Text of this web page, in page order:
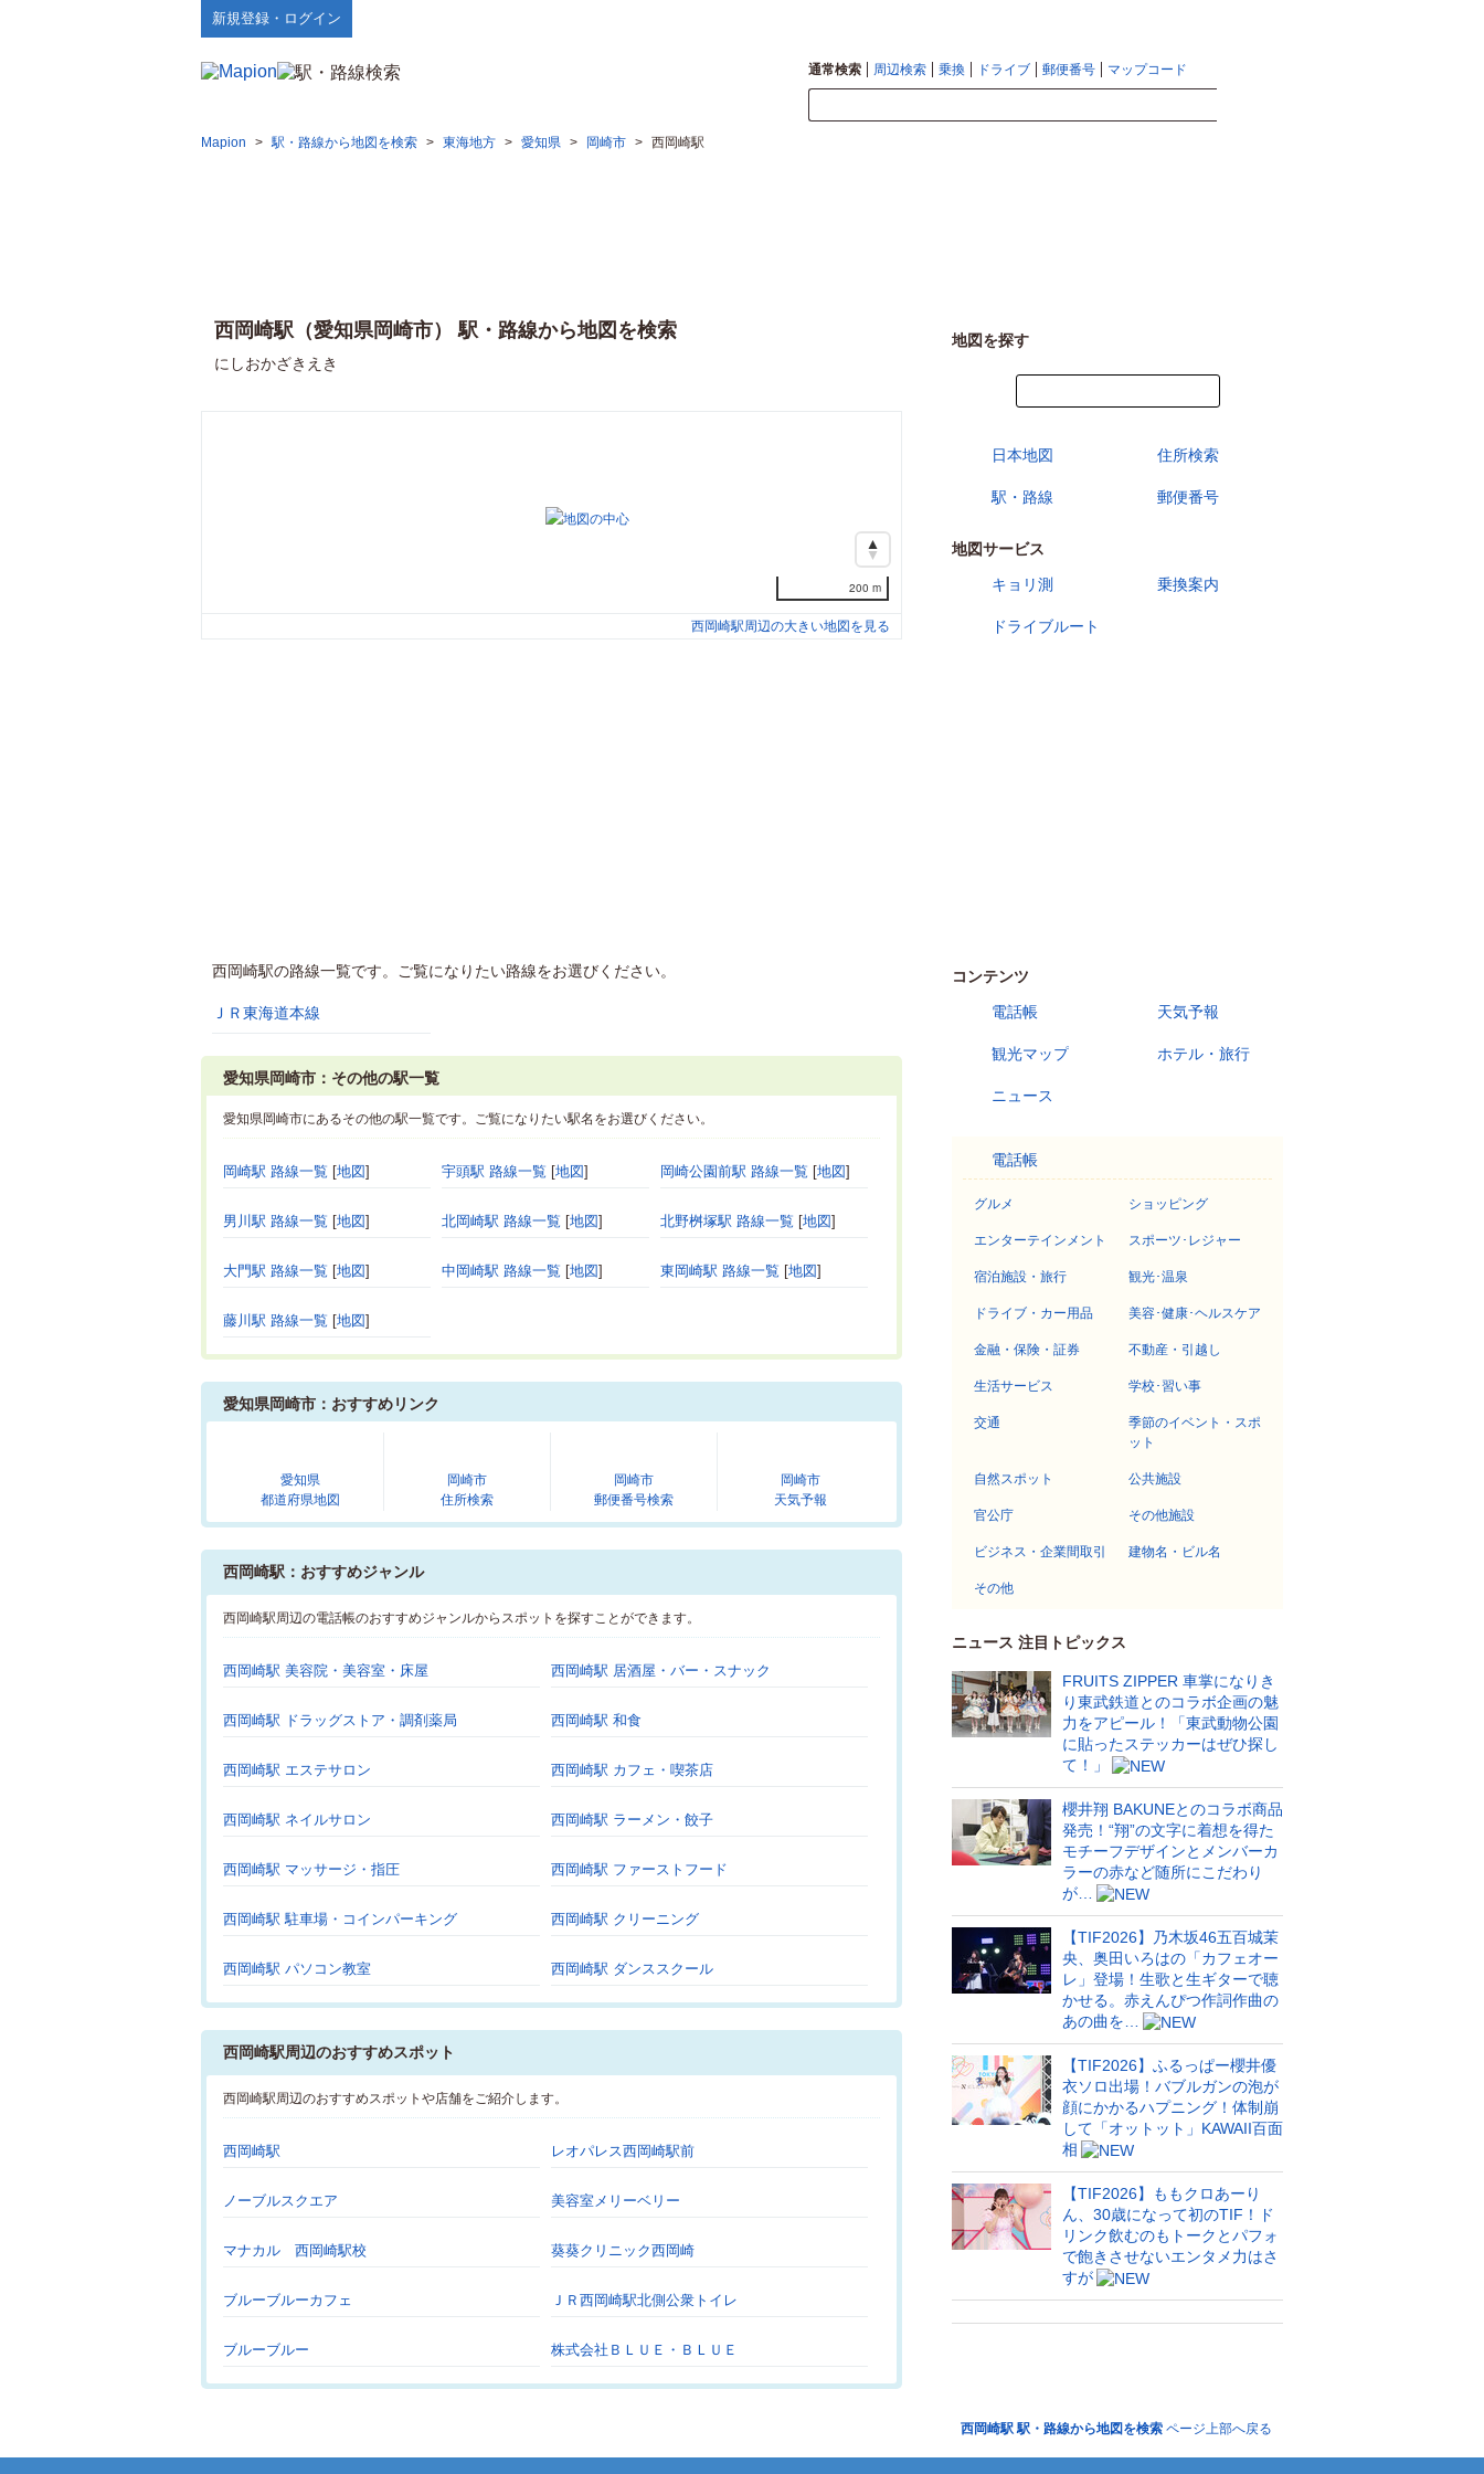
新規登録・ログイン
通常検索 周辺検索 乗換 ドライブ 郵便番号 マップコード
Mapion > 駅・路線から地図を検索 > 東海地方 > 愛知県 > 岡崎市 > 西岡崎駅
西岡崎駅（愛知県岡崎市） 駅・路線から地図を検索
にしおかざきえき
200 m
西岡崎駅周辺の大きい地図を見る
西岡崎駅の路線一覧です。ご覧になりたい路線をお選びください。
ＪＲ東海道本線
愛知県岡崎市：その他の駅一覧
愛知県岡崎市にあるその他の駅一覧です。ご覧になりたい駅名をお選びください。
岡崎駅 路線一覧 [地図] 宇頭駅 路線一覧 [地図] 岡崎公園前駅 路線一覧 [地図]
男川駅 路線一覧 [地図] 北岡崎駅 路線一覧 [地図] 北野桝塚駅 路線一覧 [地図]
大門駅 路線一覧 [地図] 中岡崎駅 路線一覧 [地図] 東岡崎駅 路線一覧 [地図]
藤川駅 路線一覧 [地図]
愛知県岡崎市：おすすめリンク
愛知県
都道府県地図
岡崎市
住所検索
岡崎市
郵便番号検索
岡崎市
天気予報
西岡崎駅：おすすめジャンル
西岡崎駅周辺の電話帳のおすすめジャンルからスポットを探すことができます。
西岡崎駅 美容院・美容室・床屋 西岡崎駅 居酒屋・バー・スナック
西岡崎駅 ドラッグストア・調剤薬局 西岡崎駅 和食
西岡崎駅 エステサロン 西岡崎駅 カフェ・喫茶店
西岡崎駅 ネイルサロン 西岡崎駅 ラーメン・餃子
西岡崎駅 マッサージ・指圧 西岡崎駅 ファーストフード
西岡崎駅 駐車場・コインパーキング 西岡崎駅 クリーニング
西岡崎駅 パソコン教室 西岡崎駅 ダンススクール
西岡崎駅周辺のおすすめスポット
西岡崎駅周辺のおすすめスポットや店舗をご紹介します。
西岡崎駅 レオパレス西岡崎駅前
ノーブルスクエア 美容室メリーベリー
マナカル 西岡崎駅校 葵葵クリニック西岡崎
ブルーブルーカフェ ＪＲ西岡崎駅北側公衆トイレ
ブルーブルー 株式会社ＢＬＵＥ・ＢＬＵＥ
地図を探す
日本地図 住所検索
駅・路線 郵便番号
地図サービス
キョリ測
乗換案内
ドライブルート
コンテンツ
電話帳
天気予報
観光マップ ホテル・旅行
ニュース
電話帳
グルメ ショッピング
エンターテインメント スポーツ･レジャー
宿泊施設・旅行 観光･温泉
ドライブ・カー用品 美容･健康･ヘルスケア
金融・保険・証券 不動産・引越し
生活サービス 学校･習い事
交通
季節のイベント・スポ
ット
自然スポット 公共施設
官公庁 その他施設
ビジネス・企業間取引 建物名・ビル名
その他
ニュース 注目トピックス
FRUITS ZIPPER 車掌になりき
り東武鉄道とのコラボ企画の魅
力をアピール！「東武動物公園
に貼ったステッカーはぜひ探し
て！」
櫻井翔 BAKUNEとのコラボ商品
発売！“翔”の文字に着想を得た
モチーフデザインとメンバーカ
ラーの赤など随所にこだわり
が…
【TIF2026】乃木坂46五百城茉
央、奥田いろはの「カフェオー
レ」登場！生歌と生ギターで聴
かせる。赤えんぴつ作詞作曲の
あの曲を…
【TIF2026】ふるっぱー櫻井優
衣ソロ出場！バブルガンの泡が
顔にかかるハプニング！体制崩
して「オットット」KAWAII百面
相
【TIF2026】ももクロあーり
ん、30歳になって初のTIF！ド
リンク飲むのもトークとパフォ
で飽きさせないエンタメ力はさ
すが
西岡崎駅 駅・路線から地図を検索 ページ上部へ戻る